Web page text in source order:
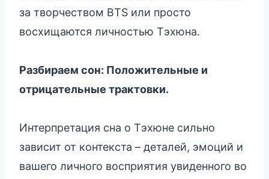
за творчеством BTS или просто
восхищаются личностью Тэхюна.
Разбираем сон: Положительные и
отрицательные трактовки.
Интерпретация сна о Тэхюне сильно
зависит от контекста – деталей, эмоций и
вашего личного восприятия увиденного во